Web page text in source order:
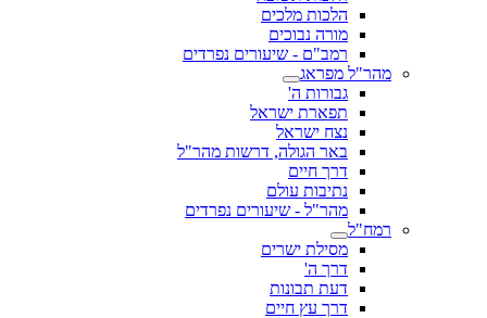
הלכות מלכים
מורה נבוכים
רמב"ם - שיעורים נפרדים
מהר"ל מפראג
גבורות ה'
תפארת ישראל
נצח ישראל
באר הגולה, דרשות מהר"ל
דרך חיים
נתיבות עולם
מהר"ל - שיעורים נפרדים
רמח"ל
מסילת ישרים
דרך ה'
דעת תבונות
דרך עץ חיים